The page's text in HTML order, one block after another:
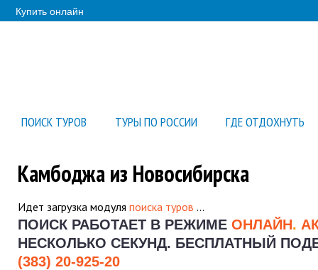
Купить онлайн
ПОИСК ТУРОВ ТУРЫ ПО РОССИИ ГДЕ ОТДОХНУТЬ
Камбоджа из Новосибирска
Идет загрузка модуля поиска туров …
ПОИСК РАБОТАЕТ В РЕЖИМЕ ОНЛАЙН.
НЕСКОЛЬКО СЕКУНД. БЕСПЛАТНЫЙ
(383) 20-925-20